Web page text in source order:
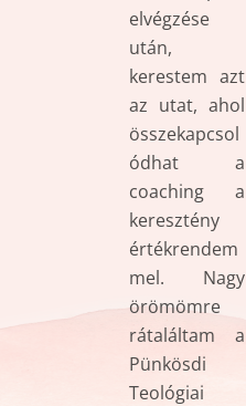
elvégzése
után,
kerestem azt
az utat, ahol
összekapcsol
ódhat a
coaching a
keresztény
értékrendem
mel. Nagy
örömömre
rátaláltam a
Pünkösdi
Teológiai